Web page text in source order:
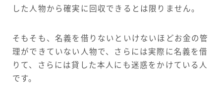
した人物から確実に回収できるとは限りません。
そもそも、名義を借りないといけないほどお金の管
理ができていない人物で、さらには実際に名義を借
りて、さらには貸した本人にも迷惑をかけている人
です。